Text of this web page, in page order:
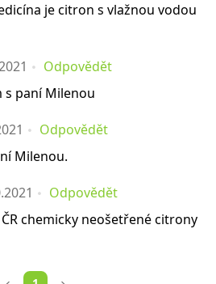
je citron s vlažnou vodou
Odpovědět
s paní Milenou
Odpovědět
Milenou.
Odpovědět
chemicky neošetřené citrony